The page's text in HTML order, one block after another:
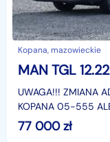
Kopana, mazowieckie
UWAGA!!! ZMIANA
KOPANA 05-555
- SZACUNKOWA
WSTĘPNA: 7700 P
77 000zł